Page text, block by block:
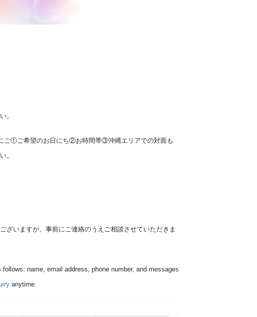
。
ご①ご希望のお日にち②お時間帯③沖縄エリアでの対面も
。
いますが、事前にご連絡のうえご相談させていただきま
name, email address, phone number, and messages
anytime.